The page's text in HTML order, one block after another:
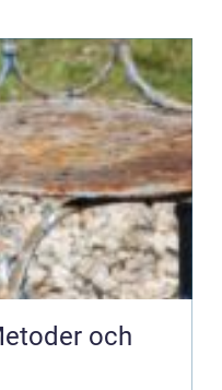
och